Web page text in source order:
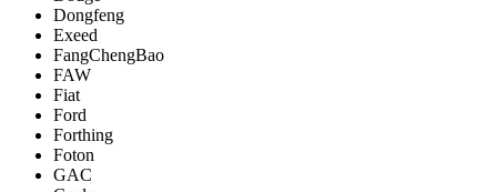
Dongfeng
Exeed
FangChengBao
FAW
Fiat
Ford
Forthing
Foton
GAC